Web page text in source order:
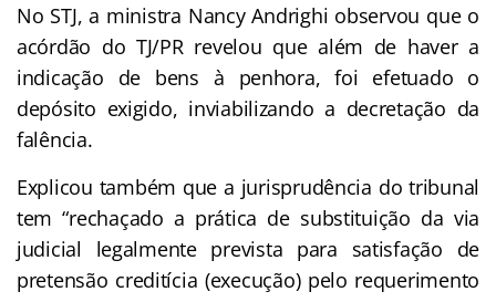
No STJ, a ministra Nancy Andrighi observou que o
acórdão do TJ/PR revelou que além de haver a
indicação de bens à penhora, foi efetuado o
depósito exigido, inviabilizando a decretação da
falência.
Explicou também que a jurisprudência do tribunal
tem “rechaçado a prática de substituição da via
judicial legalmente prevista para satisfação de
pretensão creditícia (execução) pelo requerimento